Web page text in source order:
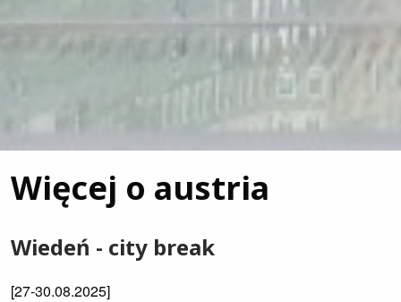
Więcej o austria
Wiedeń - city break
[27-30.08.2025]